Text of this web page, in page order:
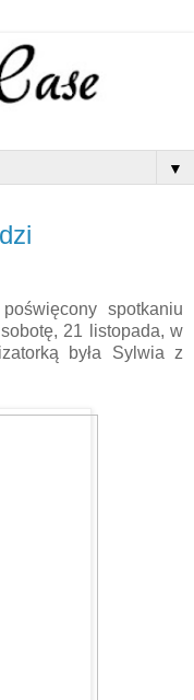
▼
spotkaniu
21 listopada, w
była Sylwia z